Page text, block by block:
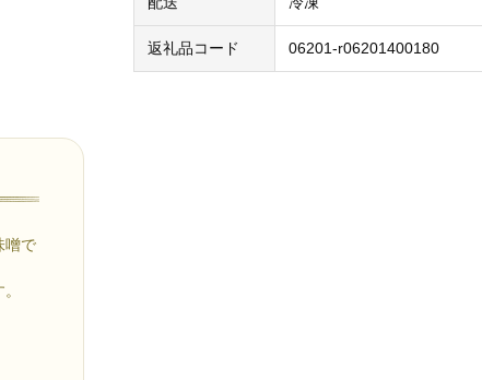
噌で
返礼品コード 06201-r06201400180